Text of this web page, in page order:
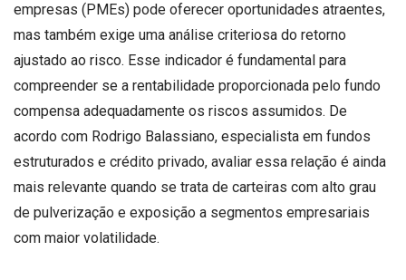
empresas (PMEs) pode oferecer oportunidades atraentes,
mas também exige uma análise criteriosa do retorno
ajustado ao risco. Esse indicador é fundamental para
compreender se a rentabilidade proporcionada pelo fundo
compensa adequadamente os riscos assumidos. De
acordo com Rodrigo Balassiano, especialista em fundos
estruturados e crédito privado, avaliar essa relação é ainda
mais relevante quando se trata de carteiras com alto grau
de pulverização e exposição a segmentos empresariais
com maior volatilidade.